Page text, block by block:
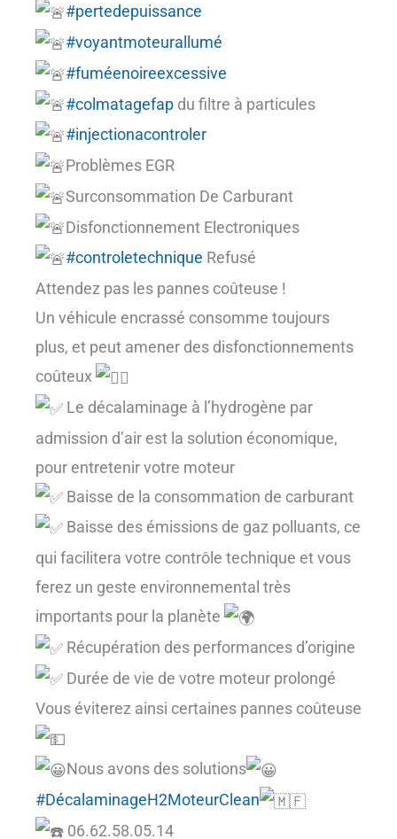
#pertedepuissance
#voyantmoteurallumé
#fuméenoireexcessive
#colmatagefap du filtre à particules
#injectionacontroler
Problèmes EGR
Surconsommation De Carburant
Disfonctionnement Electroniques
#controletechnique Refusé
Attendez pas les pannes coûteuse !
Un véhicule encrassé consomme toujours
plus, et peut amener des disfonctionnements
coûteux
Le décalaminage à l’hydrogène par
admission d’air est la solution économique,
pour entretenir votre moteur
Baisse de la consommation de carburant
Baisse des émissions de gaz polluants, ce
qui facilitera votre contrôle technique et vous
ferez un geste environnemental très
importants pour la planète
Récupération des performances d’origine
Durée de vie de votre moteur prolongé
Vous éviterez ainsi certaines pannes coûteuse
Nous avons des solutions
#DécalaminageH2MoteurClean
06.62.58.05.14